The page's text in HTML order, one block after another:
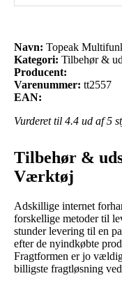
Navn: Topeak
Kategori: Tilbehør &
Producent:
Varenummer: tt2557
EAN:
Vurderet til 4.4 ud af 5
Tilbehør &
Værktøj
Adskillige internet
forskellige metoder til
stunder levering til en
efter de nyindkøbte
Fragtformen er jo
billigste fragtløsning